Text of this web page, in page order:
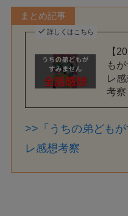
まとめ記事
詳しくはこちら
【
も
レ
考察
>>「うちの弟ども
レ感想考察